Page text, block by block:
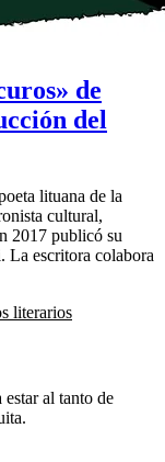
de
del
lituana de la
cultural,
2017 publicó su
La escritora colabora
literarios
al tanto de